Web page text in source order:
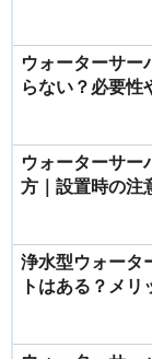
ウォーターサー
らない？必要性
ウォーターサー
方｜設置時の注
浄水型ウォータ
トはある？メリ